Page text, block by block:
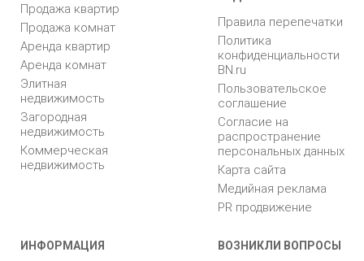
Продажа квартир
Продажа комнат
Аренда квартир
Аренда комнат
Элитная
недвижимость
Загородная
недвижимость
Коммерческая
недвижимость
Правила перепечатки
Политика
конфиденциальности
BN.ru
Пользовательское
соглашение
Согласие на
распространение
персональных данных
Карта сайта
Медийная реклама
PR продвижение
ИНФОРМАЦИЯ ВОЗНИКЛИ ВОПРОСЫ